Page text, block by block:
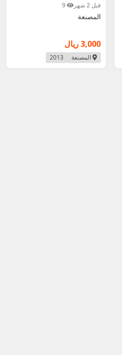
قبل 2 شهر
المصنعة
3,000 ريال
المصنعة 2013